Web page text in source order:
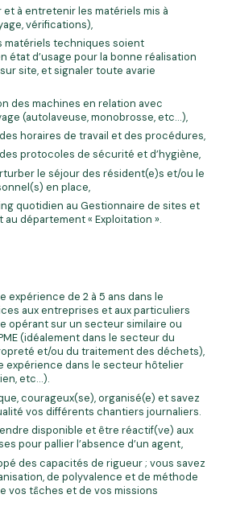
à entretenir les matériels mis à
vérifications),
matériels techniques soient
état d’usage pour la bonne réalisation
site, et signaler toute avarie
des machines en relation avec
(autolaveuse, monobrosse, etc…),
horaires de travail et des procédures,
protocoles de sécurité et d’hygiène,
le séjour des résident(e)s et/ou le
en place,
quotidien au Gestionnaire de sites et
département « Exploitation ».
expérience de 2 à 5 ans dans le
aux entreprises et aux particuliers
opérant sur un secteur similaire ou
(idéalement dans le secteur du
et/ou du traitement des déchets),
expérience dans le secteur hôtelier
etc…).
courageux(se), organisé(e) et savez
vos différents chantiers journaliers.
disponible et être réactif(ve) aux
pour pallier l’absence d’un agent,
des capacités de rigueur ; vous savez
de polyvalence et de méthode
vos tâches et de vos missions